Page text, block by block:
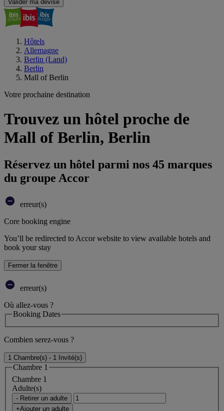
Valider ma devise
Hôtels
Allemagne
Berlin (Land)
Berlin
Mall of Berlin
Votre prochaine destination
Trouvez un hôtel proche de
Mall of Berlin, Berlin
Réservez un hôtel parmi nos 45 marques
du groupe Accor
erreur(s)
Core booking engine
You’ll be redirected to Accor website to view available hotels and
book your stay
Fermer la fenêtre
erreur(s)
Où allez-vous ?
Booking Dates
Combien serez-vous ?
1 Chambre(s) - 1 Invité(s)
Chambre 1
Chambre 1
Adulte(s)
- Retirer un adulte
+Ajouter un adulte